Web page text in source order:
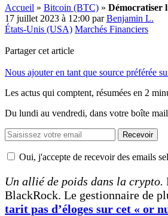
Accueil » Bitcoin (BTC) » Démocratiser
17 juillet 2023 à 12:00 parBenjamin L.
États-Unis (USA) Marchés Financiers
Partager cet article
Nous ajouter en tant que source préférée
Les actus qui comptent, résumées en 2
Du lundi au vendredi, dans votre boîte
Recevoir
Oui, j'accepte de recevoir des emails
Un allié de poids dans la crypto.
BlackRock. Le gestionnaire de
tarit pas d’éloges sur cet « or